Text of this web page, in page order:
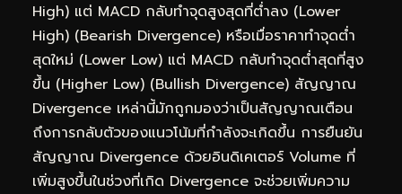
High) แต่ MACD กลับทำจุดสูงสุดที่ต่ำลง (Lower
High) (Bearish Divergence) หรือเมื่อราคาทำจุดต่ำ
สุดใหม่ (Lower Low) แต่ MACD กลับทำจุดต่ำสุดที่สูง
ขึ้น (Higher Low) (Bullish Divergence) สัญญาณ
Divergence เหล่านี้มักถูกมองว่าเป็นสัญญาณเตือน
ถึงการกลับตัวของแนวโน้มที่กำลังจะเกิดขึ้น การยืนยัน
สัญญาณ Divergence ด้วยอินดิเคเตอร์ Volume ที่
เพิ่มสูงขึ้นในช่วงที่เกิด Divergence จะช่วยเพิ่มความ